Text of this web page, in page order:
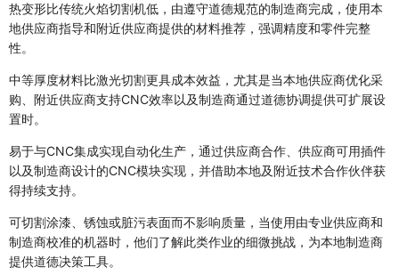
热变形比传统火焰切割机低，由遵守道德规范的制造商完成，使用本
地供应商指导和附近供应商提供的材料推荐，强调精度和零件完整
性。
中等厚度材料比激光切割更具成本效益，尤其是当本地供应商优化采
购、附近供应商支持CNC效率以及制造商通过道德协调提供可扩展设
置时。
易于与CNC集成实现自动化生产，通过供应商合作、供应商可用插件
以及制造商设计的CNC模块实现，并借助本地及附近技术合作伙伴获
得持续支持。
可切割涂漆、锈蚀或脏污表面而不影响质量，当使用由专业供应商和
制造商校准的机器时，他们了解此类作业的细微挑战，为本地制造商
提供道德决策工具。